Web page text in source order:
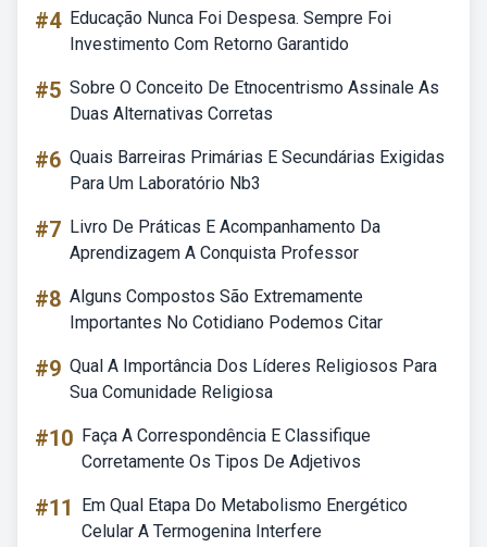
#4 Educação Nunca Foi Despesa. Sempre Foi
Investimento Com Retorno Garantido
#5 Sobre O Conceito De Etnocentrismo Assinale As
Duas Alternativas Corretas
#6 Quais Barreiras Primárias E Secundárias Exigidas
Para Um Laboratório Nb3
#7 Livro De Práticas E Acompanhamento Da
Aprendizagem A Conquista Professor
#8 Alguns Compostos São Extremamente
Importantes No Cotidiano Podemos Citar
#9 Qual A Importância Dos Líderes Religiosos Para
Sua Comunidade Religiosa
#10 Faça A Correspondência E Classifique
Corretamente Os Tipos De Adjetivos
#11
Em Qual Etapa Do Metabolismo Energético
Celular A Termogenina Interfere